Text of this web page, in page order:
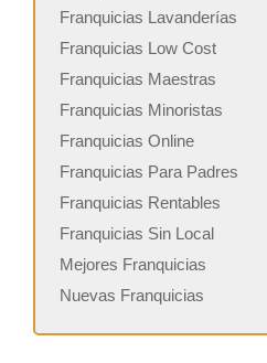
Franquicias Lavanderías
Franquicias Low Cost
Franquicias Maestras
Franquicias Minoristas
Franquicias Online
Franquicias Para Padres
Franquicias Rentables
Franquicias Sin Local
Mejores Franquicias
Nuevas Franquicias